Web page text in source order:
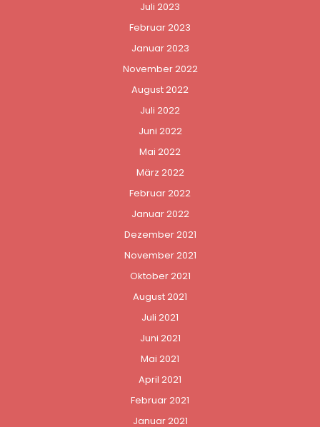
Juli 2023
Februar 2023
Januar 2023
November 2022
August 2022
Juli 2022
Juni 2022
Mai 2022
März 2022
Februar 2022
Januar 2022
Dezember 2021
November 2021
Oktober 2021
August 2021
Juli 2021
Juni 2021
Mai 2021
April 2021
Februar 2021
Januar 2021